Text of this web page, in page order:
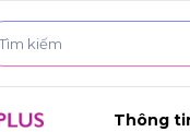
Thông